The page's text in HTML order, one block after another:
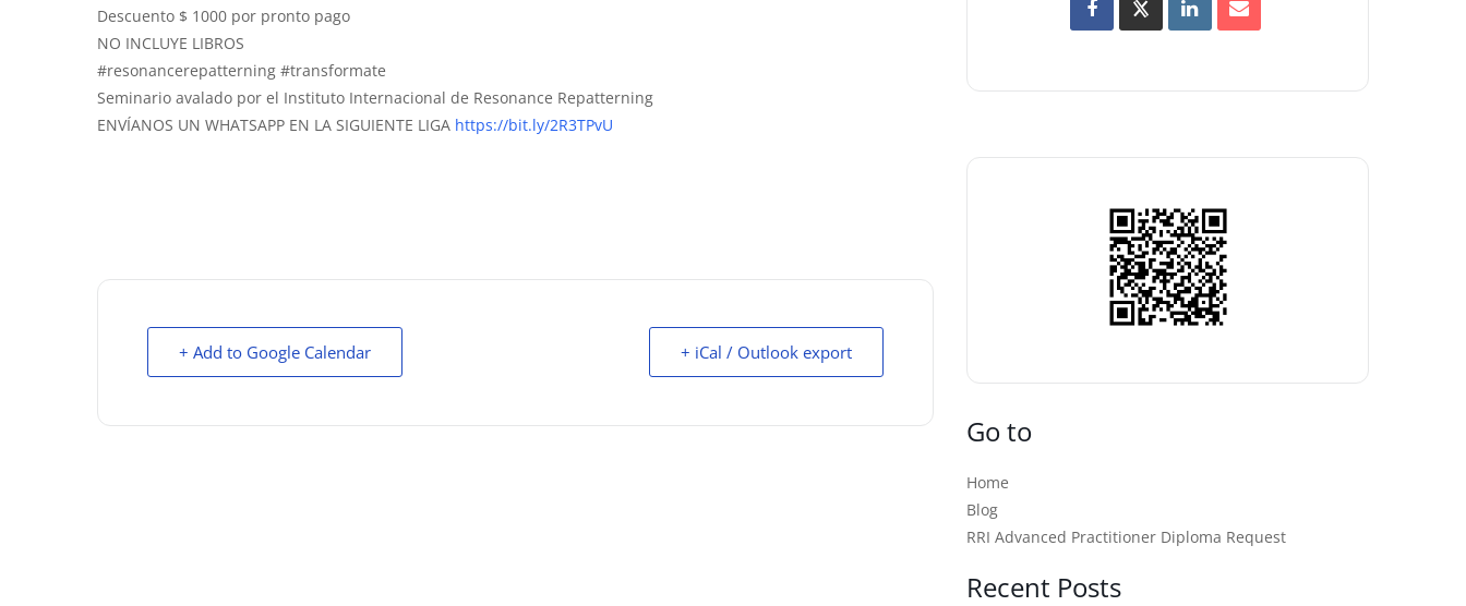
Descuento $ 1000 por pronto pago
NO INCLUYE LIBROS
#resonancerepatterning #transformate
Seminario avalado por el Instituto Internacional de Resonance Repatterning
ENVÍANOS UN WHATSAPP EN LA SIGUIENTE LIGA https://bit.ly/2R3TPvU
+ Add to Google Calendar + iCal / Outlook export
Go to
Home
Blog
RRI Advanced Practitioner Diploma Request
Recent Posts